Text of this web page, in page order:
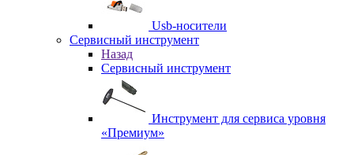
Usb-носители
Сервисный инструмент
Назад
Сервисный инструмент
Инструмент для сервиса уровня
«Премиум»